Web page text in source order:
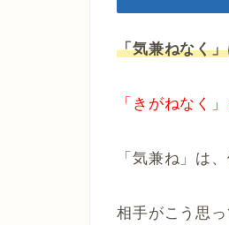
「気兼ねなく
「きがねなく
「気兼ね」は
相手がこう思